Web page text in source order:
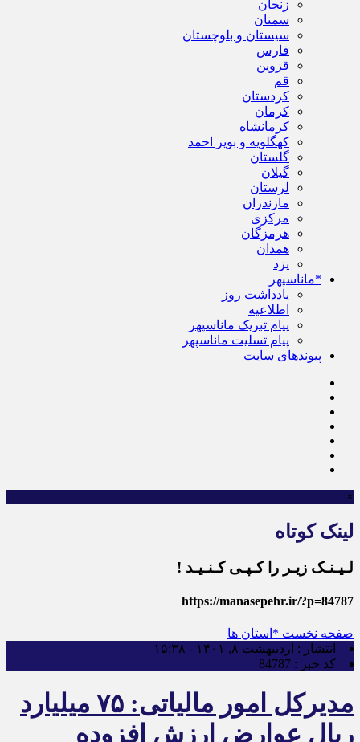
زنجان
سمنان
سیستان و بلوچستان
فارس
قزوین
قم
کردستان
کرمان
کرمانشاه
کهگلویه و بویر احمد
گلستان
گیلان
لرستان
مازندران
مرکزی
هرمزگان
همدان
یزد
*ماناسپهر
یادداشت روز
اطلاعیه
پیام تبریک ماناسپهر
پیام تسلیت ماناسپهر
پیوندهای سایت
×
لینک کوتاه
لـیـنـک زیـر را کـپـی کـنـیـد !
https://manasepehr.ir/?p=84787
صفحه نخست *استان ها
انتشار : اردیبهشت ۸, ۱۴۰۱ - ۱۵:۳۸
کد خبر : 84787
مدیرکل امور مالیاتی: ۷۵ میلیارد
ریال عوارض ارزش افزوده